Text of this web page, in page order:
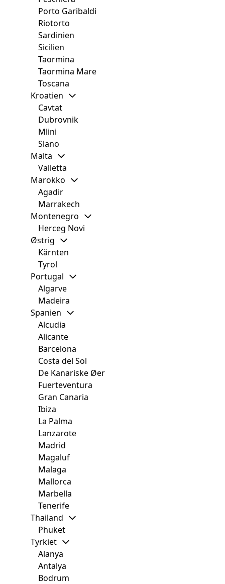
Porto Garibaldi
Riotorto
Sardinien
Sicilien
Taormina
Taormina Mare
Toscana
Kroatien
Cavtat
Dubrovnik
Mlini
Slano
Malta
Valletta
Marokko
Agadir
Marrakech
Montenegro
Herceg Novi
Østrig
Kärnten
Tyrol
Portugal
Algarve
Madeira
Spanien
Alcudia
Alicante
Barcelona
Costa del Sol
De Kanariske Øer
Fuerteventura
Gran Canaria
Ibiza
La Palma
Lanzarote
Madrid
Magaluf
Malaga
Mallorca
Marbella
Tenerife
Thailand
Phuket
Tyrkiet
Alanya
Antalya
Bodrum